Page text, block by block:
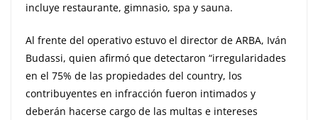
incluye restaurante, gimnasio, spa y sauna.
Al frente del operativo estuvo el director de ARBA, Iván
Budassi, quien afirmó que detectaron “irregularidades
en el 75% de las propiedades del country, los
contribuyentes en infracción fueron intimados y
deberán hacerse cargo de las multas e intereses